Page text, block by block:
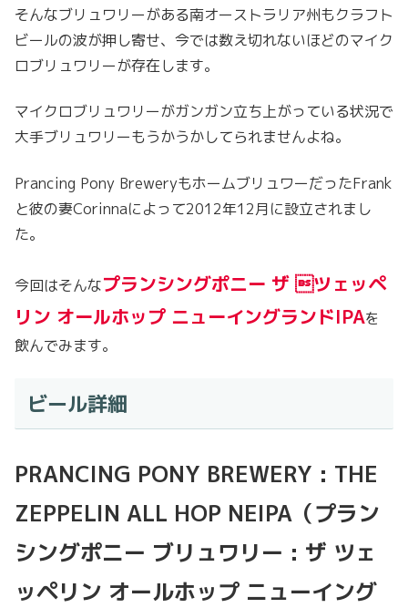
そんなブリュワリーがある南オーストラリア州もクラフト
ビールの波が押し寄せ、今では数え切れないほどのマイク
ロブリュワリーが存在します。
マイクロブリュワリーがガンガン立ち上がっている状況で
大手ブリュワリーもうかうかしてられませんよね。
Prancing Pony BreweryもホームブリュワーだったFrank
と彼の妻Corinnaによって2012年12月に設立されまし
た。
今回はそんなプランシングポニー ザ ツェッペ
リン オールホップ ニューイングランドIPAを
飲んでみます。
ビール詳細
PRANCING PONY BREWERY : THE
ZEPPELIN ALL HOP NEIPA（プラン
シングポニー ブリュワリー : ザ ツェ
ッペリン オールホップ ニューイング